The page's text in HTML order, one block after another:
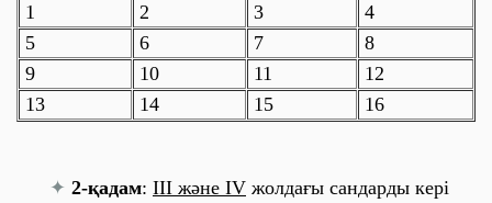
1 2 3
4
5
6 7
8
9
10 11
12
13
14 15 16
✦ 2-қадам: ІІІ және IV жолдағы сандарды кері